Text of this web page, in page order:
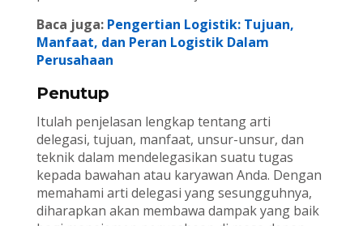
Baca juga: Pengertian Logistik: Tujuan,
Manfaat, dan Peran Logistik Dalam
Perusahaan
Penutup
Itulah penjelasan lengkap tentang arti
delegasi, tujuan, manfaat, unsur-unsur, dan
teknik dalam mendelegasikan suatu tugas
kepada bawahan atau karyawan Anda. Dengan
memahami arti delegasi yang sesungguhnya,
diharapkan akan membawa dampak yang baik